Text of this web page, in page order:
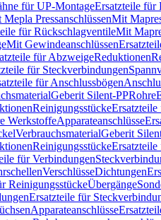
für UP-MontageErsatzteile für
PressanschlüssenMit
für RückschlagventileMit
Mit Gewindeanschlüssen
für AbzweigeReduktionen
für Steckverbindungen
für Anschlussbögen
Geberit Silent-PPRohre
Reinigungsstücke
WerkstoffeApparateanschlüsse
VerbrauchsmaterialGeberit
Reinigungsstücke
für Verbindungen
VerschlüsseDichtungen
ReinigungsstückeÜbergänge
Ersatzteile für
Apparateanschlüsse